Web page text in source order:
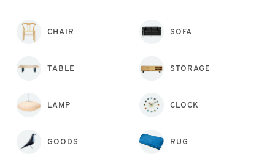
CHAIR SOFA
TABLE STORAGE
LAMP CLOCK
GOODS RUG